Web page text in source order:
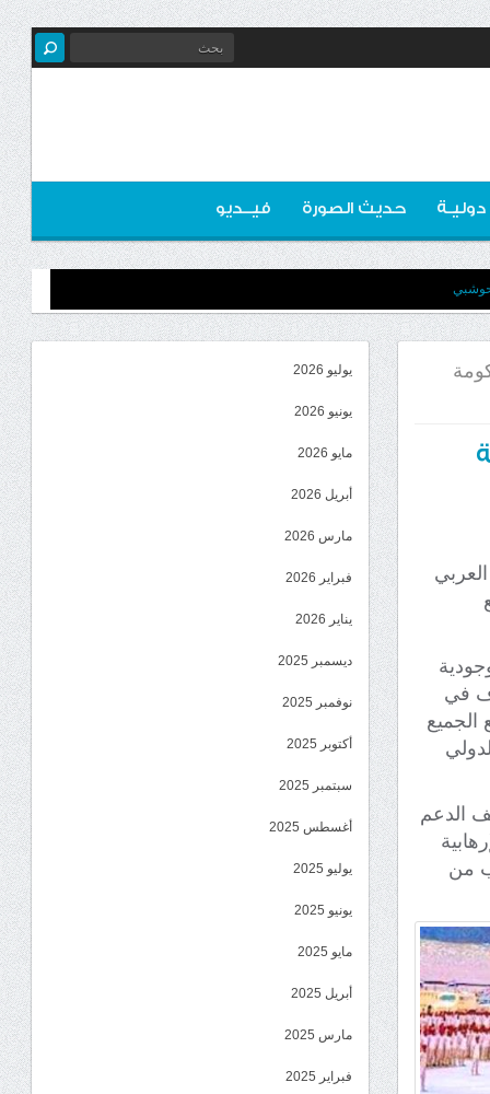
دوليـة حديث الصورة فيــديو
في
الجميع
الدعم
من
يوليو 2026
يونيو 2026
مايو 2026
أبريل 2026
مارس 2026
فبراير 2026
يناير 2026
ديسمبر 2025
نوفمبر 2025
أكتوبر 2025
سبتمبر 2025
أغسطس 2025
يوليو 2025
يونيو 2025
مايو 2025
أبريل 2025
مارس 2025
فبراير 2025